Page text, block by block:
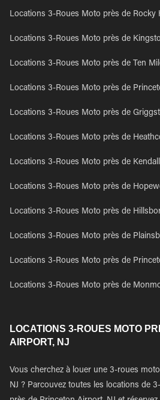
Locations 3-Roues Moto près de Rocky
Locations 3-Roues Moto près de
Locations 3-Roues Moto près de Ten
Locations 3-Roues Moto près de
Locations 3-Roues Moto près de
Locations 3-Roues Moto près de
Locations 3-Roues Moto près de
Locations 3-Roues Moto près de
Locations 3-Roues Moto près de
Locations 3-Roues Moto près de
Locations 3-Roues Moto près de
Locations 3-Roues Moto près de
LOCATIONS 3-ROUES MOTO
AIRPORT, NJ
Vous cherchez à louer une 3-roues
NJ ? Parcouvez toutes les locations de